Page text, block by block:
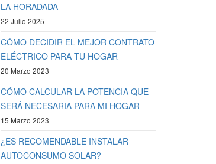
LA HORADADA
22 Julio 2025
CÓMO DECIDIR EL MEJOR CONTRATO
ELÉCTRICO PARA TU HOGAR
20 Marzo 2023
CÓMO CALCULAR LA POTENCIA QUE
SERÁ NECESARIA PARA MI HOGAR
15 Marzo 2023
¿ES RECOMENDABLE INSTALAR
AUTOCONSUMO SOLAR?